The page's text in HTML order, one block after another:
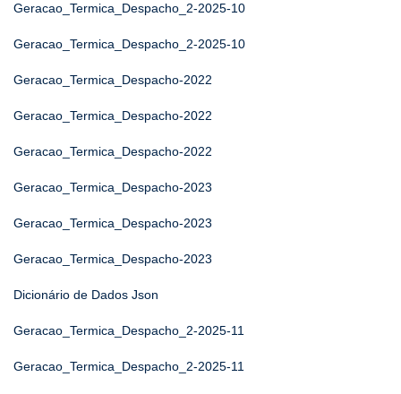
Geracao_Termica_Despacho_2-2025-10
Geracao_Termica_Despacho_2-2025-10
Geracao_Termica_Despacho-2022
Geracao_Termica_Despacho-2022
Geracao_Termica_Despacho-2022
Geracao_Termica_Despacho-2023
Geracao_Termica_Despacho-2023
Geracao_Termica_Despacho-2023
Dicionário de Dados Json
Geracao_Termica_Despacho_2-2025-11
Geracao_Termica_Despacho_2-2025-11